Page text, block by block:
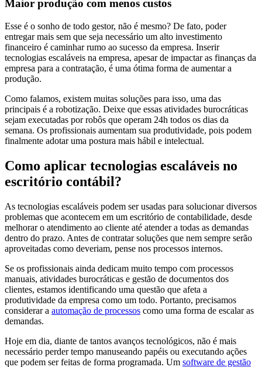
Maior produção com menos custos
Esse é o sonho de todo gestor, não é mesmo? De fato, poder
entregar mais sem que seja necessário um alto investimento
financeiro é caminhar rumo ao sucesso da empresa. Inserir
tecnologias escaláveis na empresa, apesar de impactar as finanças da
empresa para a contratação, é uma ótima forma de aumentar a
produção.
Como falamos, existem muitas soluções para isso, uma das
principais é a robotização. Deixe que essas atividades burocráticas
sejam executadas por robôs que operam 24h todos os dias da
semana. Os profissionais aumentam sua produtividade, pois podem
finalmente adotar uma postura mais hábil e intelectual.
Como aplicar tecnologias escaláveis no
escritório contábil?
As tecnologias escaláveis podem ser usadas para solucionar diversos
problemas que acontecem em um escritório de contabilidade, desde
melhorar o atendimento ao cliente até atender a todas as demandas
dentro do prazo. Antes de contratar soluções que nem sempre serão
aproveitadas como deveriam, pense nos processos internos.
Se os profissionais ainda dedicam muito tempo com processos
manuais, atividades burocráticas e gestão de documentos dos
clientes, estamos identificando uma questão que afeta a
produtividade da empresa como um todo. Portanto, precisamos
considerar a automação de processos como uma forma de escalar as
demandas.
Hoje em dia, diante de tantos avanços tecnológicos, não é mais
necessário perder tempo manuseando papéis ou executando ações
que podem ser feitas de forma programada. Um software de gestão